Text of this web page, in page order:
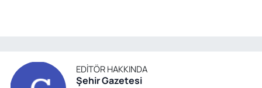
EDITÖR HAKKINDA
Şehir Gazetesi